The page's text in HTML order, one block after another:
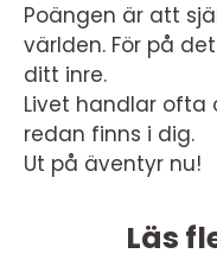
Poängen är att
världen. För på
ditt inre.
Livet handlar
redan finns i dig.
Ut på äventyr nu!
Läs